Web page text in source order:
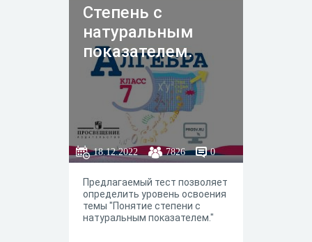
Степень с
натуральным
показателем.
18.12.2022 7826 0
Предлагаемый тест позволяет
определить уровень освоения
темы "Понятие степени с
натуральным показателем."